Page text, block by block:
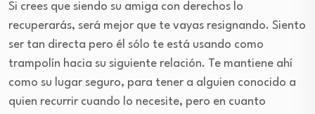
Si crees que siendo su amiga con derechos lo
recuperarás, será mejor que te vayas resignando. Siento
ser tan directa pero él sólo te está usando como
trampolín hacia su siguiente relación. Te mantiene ahí
como su lugar seguro, para tener a alguien conocido a
quien recurrir cuando lo necesite, pero en cuanto